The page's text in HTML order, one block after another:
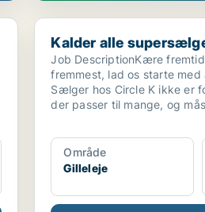
Kalder alle supersælgere!
Kalder alle
Job DescriptionKære
fremmest, lad os starte
Sælger hos Circle K ikke er
der passer til mange, og
Område
Gilleleje